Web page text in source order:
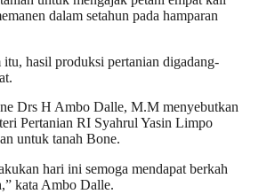
dalam setahun pada hamparan
hasil produksi pertanian digadang-
Drs H Ambo Dalle, M.M menyebutkan
Pertanian RI Syahrul Yasin Limpo
untuk tanah Bone.
hari ini semoga mendapat berkah
kata Ambo Dalle.